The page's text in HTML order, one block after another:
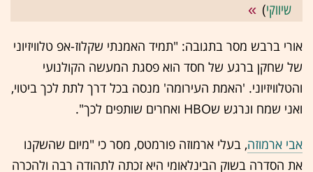
שיווקי)
אורי ברבש מסר בתגובה: "תמיד האמנתי שקלוז-אפ טלוויזיוני
של שחקן ברגע של חסד הוא פסגת המעשה הקולנועי
והטלוויזיוני. 'האמת העירומה' מנסה בכל דרך לתת לכך ביטוי,
ואני שמח ונרגש שHBO ואחרים שותפים לכך".
אבי ארמוזה, בעלי ארמוזה פורמטס, מסר כי "מיום שהשקנו
את הסדרה בשוק הבינלאומי היא זכתה לתהודה רבה ולהכרה